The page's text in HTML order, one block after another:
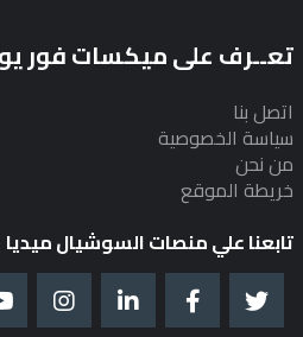
تعــرف على ميكسات فور يو
اتصل بنا
سياسة الخصوصية
من نحن
خريطة الموقع
تابعنا علي منصات السوشيال ميديا